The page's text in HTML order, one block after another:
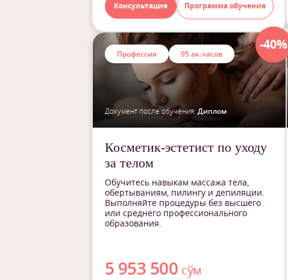
Консультация Программа обучения
-40%
Профессия 95 ак.часов
Документ после обучения: Диплом
Косметик-эстетист по уходу
за телом
Обучитесь навыкам массажа тела,
обертываниям, пилингу и депиляции.
Выполняйте процедуры без высшего
или среднего профессионального
образования.
5 953 500 сўм